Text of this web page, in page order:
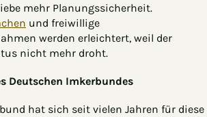
mehr Planungssicherheit.
und freiwillige
werden erleichtert, weil der
nicht mehr droht.
Deutschen Imkerbundes
hat sich seit vielen Jahren für diese